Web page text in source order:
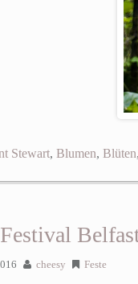
Stewart, Blumen, Blüten,
cheesy Feste